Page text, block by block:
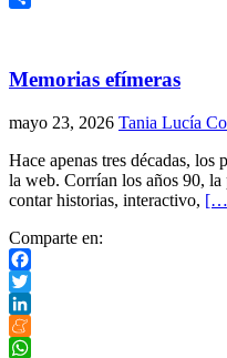
Memorias efímeras
mayo 23, 2026 Tania Lucía
Hace apenas tres décadas, los
la web. Corrían los años 90, la
contar historias, interactivo,
Comparte en:
Facebook
Twitter
LinkedIn
Meneame